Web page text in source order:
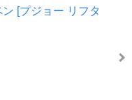
[プジョー リフタ